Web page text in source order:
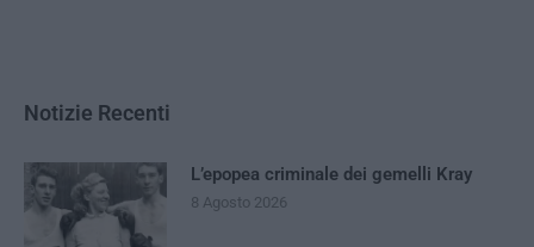
Notizie Recenti
L’epopea criminale dei gemelli Kray
8 Agosto 2026